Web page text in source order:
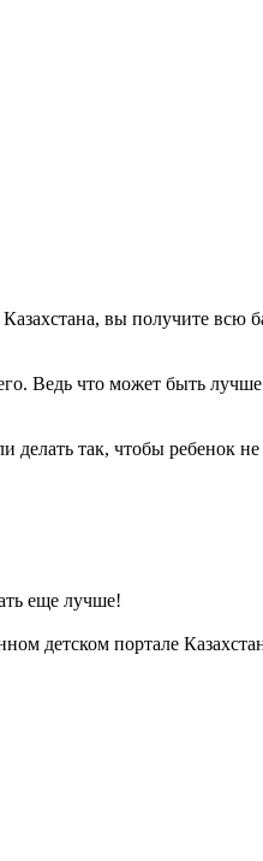
вы получите
Ведь что может быть
так, чтобы ребенок не
еще лучше!
детском портале